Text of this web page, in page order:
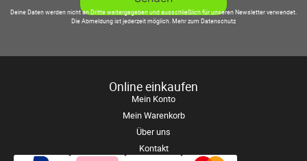
Deine Daten werden nicht an Dritte weitergegeben und ausschließlich für unseren Newsletter verwendet.
Die Abmeldung ist jederzeit möglich.Mehr zum Datenschutz
Online einkaufen
Mein Konto
Mein Warenkorb
Über uns
Kontakt